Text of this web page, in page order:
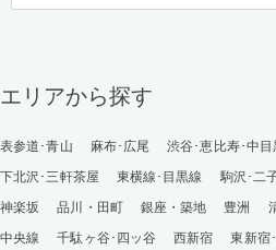
エリアから探す
表参道･青山 麻布･広尾 渋谷･恵比寿･中目
下北沢･三軒茶屋
東横線･目黒線 駒沢･二
神楽坂
品川・田町 銀座・築地 豊洲
中央線
千駄ヶ谷･四ッ谷 西新宿 東新宿